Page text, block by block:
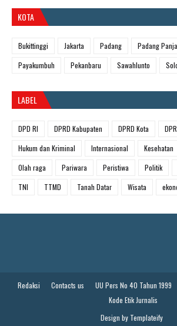
KOTA
Bukittinggi Jakarta Padang Padang
Payakumbuh
Pekanbaru Sawahlunto
LABEL
DPD RI DPRD Kabupaten DPRD Kota
Hukum dan Kriminal
Internasional Kesehatan
Olah raga
Pariwara Peristiwa Politik
TNI
TTMD Tanah Datar Wisata
Redaksi Contacts us UU Pers No 40 Tahun 1999
Kode Etik Jurnalis
Design by Templateify